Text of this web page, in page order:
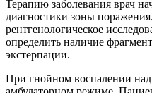
Терапию заболевания врач
диагностики зоны
рентгенологическое
определить наличие
экстерпации.
При гнойном воспалении